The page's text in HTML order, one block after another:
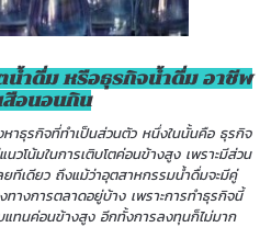
น้ำดื่ม หรือธุรกิจน้ำดื่ม อาชีพ
สือนอนกิน
าธุรกิจที่ทำเป็นส่วนตัว หนึ่งในนั้นคือ ธุรกิจ
วโน้มในการเติบโตค่อนข้างสูง เพราะมีส่วน
ทีเดียว ถึงแม้ว่าอุตสาหกรรมน้ำดื่มจะมีคู่
างการตลาดอยู่บ้าง เพราะการทำธุรกิจนี้
แทนค่อนข้างสูง อีกทั้งการลงทุนก็ไม่มาก